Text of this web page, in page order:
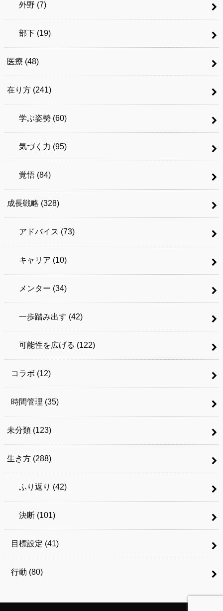
外野 (7)
部下 (19)
医療 (48)
在り方 (241)
学ぶ姿勢 (60)
気づく力 (95)
覚悟 (84)
成長戦略 (328)
アドバイス (73)
キャリア (10)
メンター (34)
一歩踏み出す (42)
可能性を広げる (122)
コラボ (12)
時間管理 (35)
未分類 (123)
生き方 (288)
ふり返り (42)
決断 (101)
目標設定 (41)
行動 (80)